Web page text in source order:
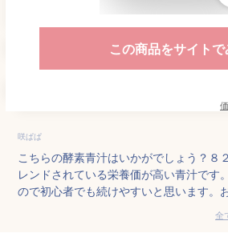
この商品をサイトで
咲ぱぱ
こちらの酵素青汁はいかがでしょう？８
レンドされている栄養価が高い青汁です
ので初心者でも続けやすいと思います。
全